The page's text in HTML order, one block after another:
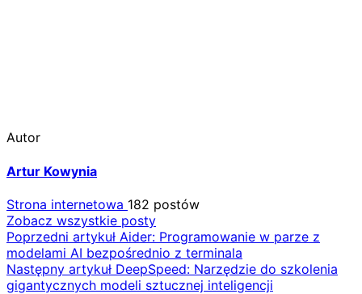
Autor
Artur Kowynia
Strona internetowa 182 postów
Zobacz wszystkie posty
Nawigacja
wpisu
Poprzedni artykuł Aider: Programowanie w parze z
modelami AI bezpośrednio z terminala
Następny artykuł DeepSpeed: Narzędzie do szkolenia
gigantycznych modeli sztucznej inteligencji